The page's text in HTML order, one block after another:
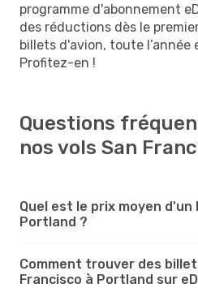
programme d'abonnement
des réductions dès le
billets d'avion, toute l’année
Profitez-en !
Questions
nos vols San
Quel est le prix moyen
Portland ?
Comment trouver des
Francisco à Portland sur